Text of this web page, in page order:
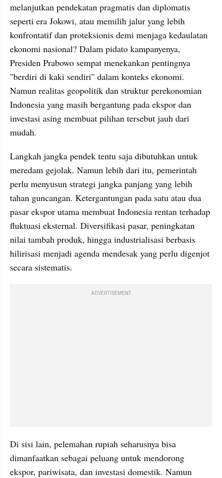
melanjutkan pendekatan pragmatis dan diplomatis
seperti era Jokowi, atau memilih jalur yang lebih
konfrontatif dan proteksionis demi menjaga kedaulatan
ekonomi nasional? Dalam pidato kampanyenya,
Presiden Prabowo sempat menekankan pentingnya
"berdiri di kaki sendiri" dalam konteks ekonomi.
Namun realitas geopolitik dan struktur perekonomian
Indonesia yang masih bergantung pada ekspor dan
investasi asing membuat pilihan tersebut jauh dari
mudah.
Langkah jangka pendek tentu saja dibutuhkan untuk
meredam gejolak. Namun lebih dari itu, pemerintah
perlu menyusun strategi jangka panjang yang lebih
tahan guncangan. Ketergantungan pada satu atau dua
pasar ekspor utama membuat Indonesia rentan terhadap
fluktuasi eksternal. Diversifikasi pasar, peningkatan
nilai tambah produk, hingga industrialisasi berbasis
hilirisasi menjadi agenda mendesak yang perlu digenjot
secara sistematis.
ADVERTISEMENT
Di sisi lain, pelemahan rupiah seharusnya bisa
dimanfaatkan sebagai peluang untuk mendorong
ekspor, pariwisata, dan investasi domestik. Namun